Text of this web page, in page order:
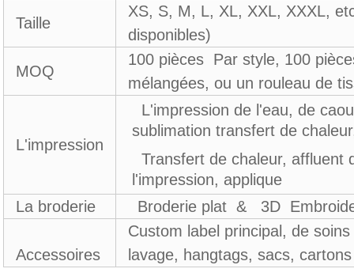
Taille
XS, S, M, L, XL, XXL, XXXL,
disponibles)
MOQ
100 pièces Par style, 100
mélangées, ou un rouleau de
L'impression
L'impression de l'eau, de
sublimation transfert de
Transfert de chaleur, affluent
l'impression, applique
La broderie
Broderie plat & 3D
Accessoires
Custom label principal, de
lavage, hangtags, sacs,